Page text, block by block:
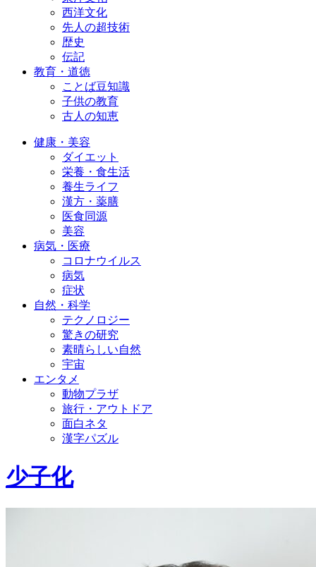
西洋文化
先人の超技術
歴史
伝記
教育・道徳
ことば豆知識
子供の教育
古人の知恵
健康・美容
ダイエット
栄養・食生活
養生ライフ
漢方・薬膳
医食同源
美容
病気・医療
コロナウイルス
病気
症状
自然・科学
テクノロジー
驚きの研究
素晴らしい自然
宇宙
エンタメ
動物プラザ
旅行・アウトドア
面白ネタ
漢字パズル
少子化